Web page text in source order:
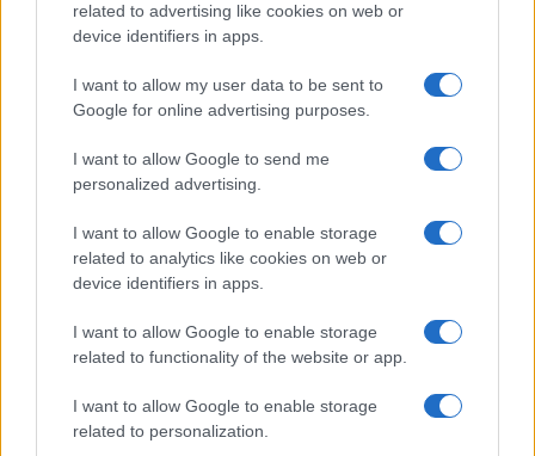
related to advertising like cookies on web or
device identifiers in apps.
I want to allow my user data to be sent to
Google for online advertising purposes.
I want to allow Google to send me
personalized advertising.
I want to allow Google to enable storage
related to analytics like cookies on web or
device identifiers in apps.
I want to allow Google to enable storage
related to functionality of the website or app.
I want to allow Google to enable storage
related to personalization.
megnézik aVégvárak, vitézekcímű előadásunkat,
amelyben a mai és az elmúlt korok történeteit összekötjük,
máris képet kapnak a 16. századról, és indíttatást
érezhetnek megismerkedni az eredeti regénnyel is.
És a mostani bemutató után egy hónappal már jön is
Megsokszorozzuk Petőfit! Herczegh Péter színművésszel
együtt több táncosunk is életre kelti a költőt, akinek
megszólaltatjuk verseit. A darab fináléjában a '48-as borús,
Nem könnyű a szimfonikus és a népzenét összehozni, de az